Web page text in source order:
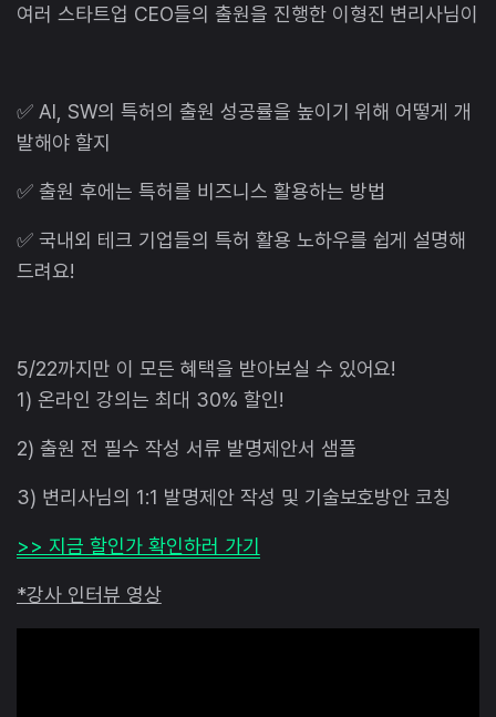
여러 스타트업 CEO들의 출원을 진행한 이형진 변리사님이
✅ AI, SW의 특허의 출원 성공률을 높이기 위해 어떻게 개
발해야 할지
✅ 출원 후에는 특허를 비즈니스 활용하는 방법
✅ 국내외 테크 기업들의 특허 활용 노하우를 쉽게 설명해
드려요!
5/22까지만 이 모든 혜택을 받아보실 수 있어요!
1) 온라인 강의는 최대 30% 할인!
2) 출원 전 필수 작성 서류 발명제안서 샘플
3) 변리사님의 1:1 발명제안 작성 및 기술보호방안 코칭
>> 지금 할인가 확인하러 가기
*강사 인터뷰 영상